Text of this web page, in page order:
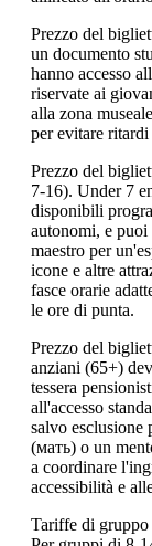
Prezzo del
un documento
hanno accesso
riservate ai
alla zona
per evitare
Prezzo del
7-16). Under 7
disponibili
autonomi, e
maestro per
icone e altre
fasce orarie
le ore di punta.
Prezzo del
anziani (65+)
tessera
all'accesso
salvo esclusione
(мать) o un
a coordinare
accessibilità e
Tariffe di